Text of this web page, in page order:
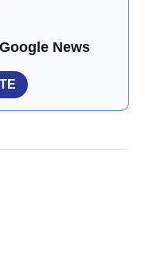
News